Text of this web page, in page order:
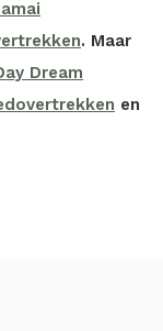
. Maar
Dream
en